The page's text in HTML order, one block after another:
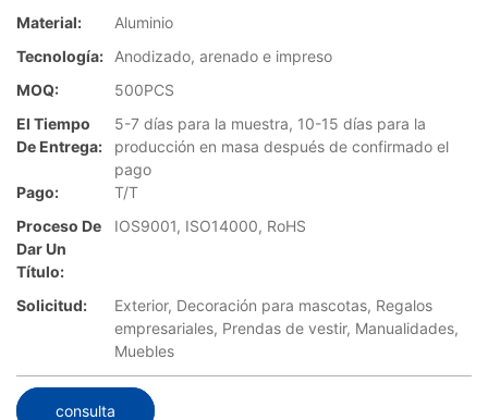
Material:
Aluminio
Tecnología:
Anodizado, arenado e impreso
MOQ:
500PCS
El Tiempo
De Entrega:
5-7 días para la muestra, 10-15 días para la
producción en masa después de confirmado el
pago
Pago:
T/T
Proceso De
Dar Un
Título:
IOS9001, ISO14000, RoHS
Solicitud:
Exterior, Decoración para mascotas, Regalos
empresariales, Prendas de vestir, Manualidades,
Muebles
consulta